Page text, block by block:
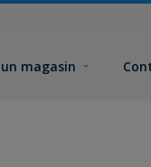
magasin